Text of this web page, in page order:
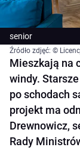
senior
Źródło zdjęć: ©
Mieszkają na
windy.
po schodach
projekt ma
Drewnowicz,
Rady